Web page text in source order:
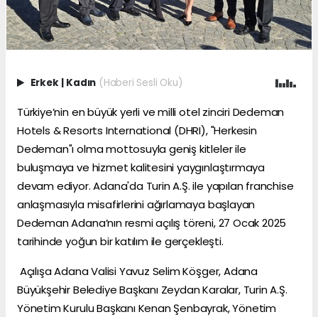
Erkek Kadın (Haberi Sesli Oku)
Türkiye’nin en büyük yerli ve milli otel zinciri Dedeman
Hotels & Resorts International (DHRI), "Herkesin
Dedeman"ı olma mottosuyla geniş kitleler ile
buluşmaya ve hizmet kalitesini yaygınlaştırmaya
devam ediyor. Adana'da Turin A.Ş. ile yapılan franchise
anlaşmasıyla misafirlerini ağırlamaya başlayan
Dedeman Adana’nın resmi açılış töreni, 27 Ocak 2025
tarihinde yoğun bir katılım ile gerçekleşti.
Açılışa Adana Valisi Yavuz Selim Köşger, Adana
Büyükşehir Belediye Başkanı Zeydan Karalar, Turin A.Ş.
Yönetim Kurulu Başkanı Kenan Şenbayrak, Yönetim